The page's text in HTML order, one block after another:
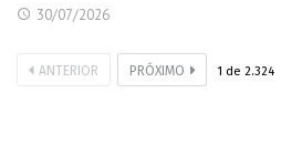
30/07/2026
ANTERIOR PRÓXIMO 1 de 2.324